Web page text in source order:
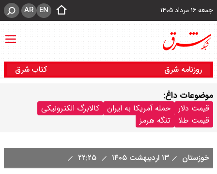
جمعه ۱۶ مرداد ۱۴۰۵ EN
AR
روزنامه شرق کتاب شرق
موضوعات داغ:
قیمت دلار حمله آمریکا به ایران
کالابرگ الکترونیکی
قیمت طلا
تنگه هرمز
خوزستان ۱۳ اردیبهشت ۱۴۰۵